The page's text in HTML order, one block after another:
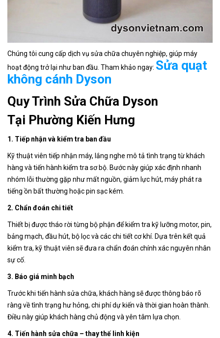
Chúng tôi cung cấp dịch vụ sửa chữa chuyên nghiệp, giúp máy
hoạt động trở lại như ban đầu. Tham khảo ngay: Sửa quạt
không cánh Dyson
Quy Trình Sửa Chữa Dyson
Tại Phường Kiến Hưng
1. Tiếp nhận và kiểm tra ban đầu
Kỹ thuật viên tiếp nhận máy, lắng nghe mô tả tình trạng từ khách
hàng và tiến hành kiểm tra sơ bộ. Bước này giúp xác định nhanh
nhóm lỗi thường gặp như mất nguồn, giảm lực hút, máy phát ra
tiếng ồn bất thường hoặc pin sạc kém.
2. Chẩn đoán chi tiết
Thiết bị được tháo rời từng bộ phận để kiểm tra kỹ lưỡng motor, pin,
bảng mạch, đầu hút, bộ lọc và các chi tiết cơ khí. Dựa trên kết quả
kiểm tra, kỹ thuật viên sẽ đưa ra chẩn đoán chính xác nguyên nhân
sự cố.
3. Báo giá minh bạch
Trước khi tiến hành sửa chữa, khách hàng sẽ được thông báo rõ
ràng về tình trạng hư hỏng, chi phí dự kiến và thời gian hoàn thành.
Điều này giúp khách hàng chủ động và yên tâm lựa chọn.
4. Tiến hành sửa chữa – thay thế linh kiện